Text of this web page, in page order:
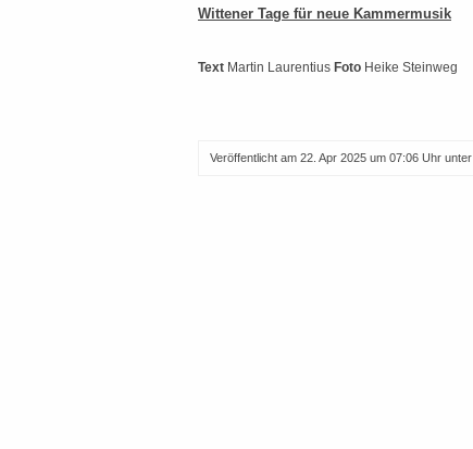
Wittener Tage für neue Kammermusik
Text Martin Laurentius Foto Heike Steinweg
Veröffentlicht am 22. Apr 2025 um 07:06 Uhr unter